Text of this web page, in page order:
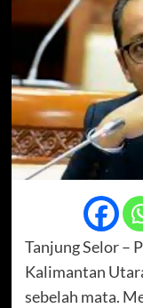
Tanjung Selor –
Kalimantan
sebelah mata.